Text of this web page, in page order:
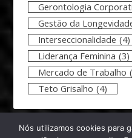
Gerontologia
Gestão da
Interseccionalidade (4)
Liderança Feminina (3)
Mercado de Trabalho
Teto Grisalho (4)
Nós utilizamos cookies para